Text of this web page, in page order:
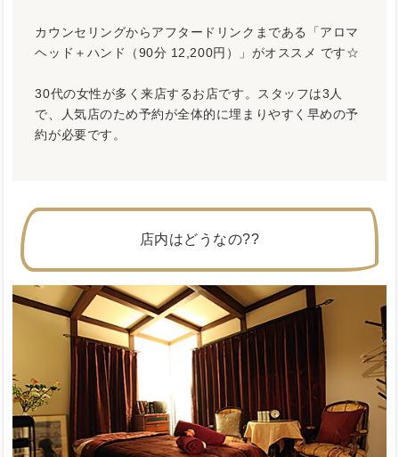
カウンセリングからアフタードリンクまである「アロマ
ヘッド＋ハンド（90分 12,200円）」がオススメ です☆
30代の女性が多く来店するお店です。スタッフは3人
で、人気店のため予約が全体的に埋まりやすく早めの予
約が必要です。
店内はどうなの??